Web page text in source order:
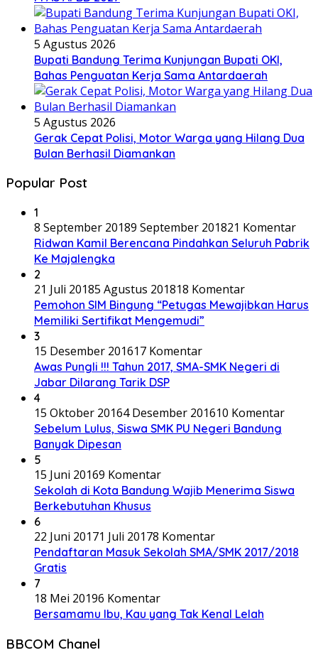
5 Agustus 2026
Bupati Bandung Terima Kunjungan Bupati OKI,
Bahas Penguatan Kerja Sama Antardaerah
5 Agustus 2026
Gerak Cepat Polisi, Motor Warga yang Hilang Dua
Bulan Berhasil Diamankan
Popular Post
1
8 September 20189 September 201821 Komentar
Ridwan Kamil Berencana Pindahkan Seluruh Pabrik
Ke Majalengka
2
21 Juli 20185 Agustus 201818 Komentar
Pemohon SIM Bingung “Petugas Mewajibkan Harus
Memiliki Sertifikat Mengemudi”
3
15 Desember 201617 Komentar
Awas Pungli !!! Tahun 2017, SMA-SMK Negeri di
Jabar Dilarang Tarik DSP
4
15 Oktober 20164 Desember 201610 Komentar
Sebelum Lulus, Siswa SMK PU Negeri Bandung
Banyak Dipesan
5
15 Juni 20169 Komentar
Sekolah di Kota Bandung Wajib Menerima Siswa
Berkebutuhan Khusus
6
22 Juni 20171 Juli 20178 Komentar
Pendaftaran Masuk Sekolah SMA/SMK 2017/2018
Gratis
7
18 Mei 20196 Komentar
Bersamamu Ibu, Kau yang Tak Kenal Lelah
BBCOM Chanel